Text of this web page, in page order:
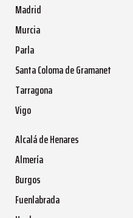
Madrid
Murcia
Parla
Santa Coloma de Gramanet
Tarragona
Vigo
Alcalá de Henares
Almería
Burgos
Fuenlabrada